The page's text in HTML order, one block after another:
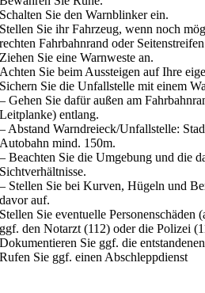
Schalten Sie den Warnblinker ein.
Stellen Sie ihr Fahrzeug, wenn noch
rechten Fahrbahnrand oder
Ziehen Sie eine Warnweste an.
Achten Sie beim Aussteigen auf Ihre
Sichern Sie die Unfallstelle mit einem
– Gehen Sie dafür außen am
Leitplanke) entlang.
– Abstand Warndreieck/Unfallstelle:
Autobahn mind. 150m.
– Beachten Sie die Umgebung und die
Sichtverhältnisse.
– Stellen Sie bei Kurven, Hügeln und
davor auf.
Stellen Sie eventuelle Personenschäden
ggf. den Notarzt (112) oder die Polizei
Dokumentieren Sie ggf. die
Rufen Sie ggf. einen Abschleppdienst